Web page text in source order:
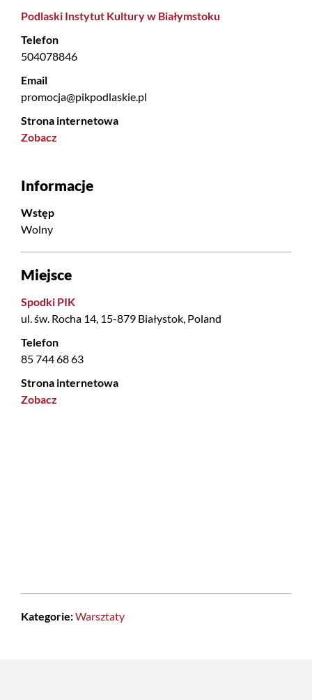
Podlaski Instytut Kultury w Białymstoku
Telefon
504078846
Email
promocja@pikpodlaskie.pl
Strona internetowa
Zobacz
Informacje
Wstęp
Wolny
Miejsce
Spodki PIK
ul. św. Rocha 14, 15-879 Białystok, Poland
Telefon
85 744 68 63
Strona internetowa
Zobacz
Kategorie:Warsztaty